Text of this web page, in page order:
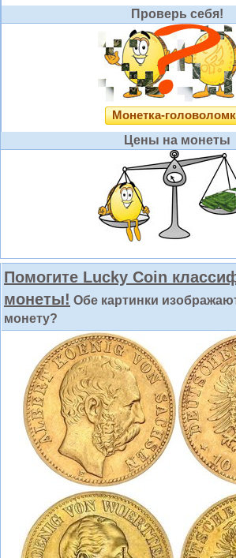
Проверь себя!
Монетка-
Цены на монеты
Помогите Lucky Coin
монеты! Обе картинки
монету?